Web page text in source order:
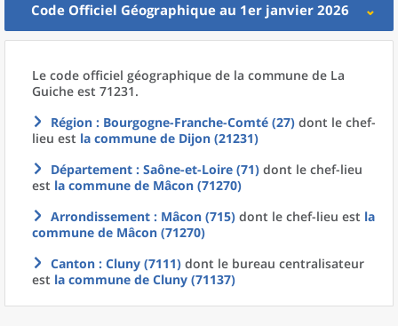
Code Officiel Géographique au 1er janvier 2026
Le code officiel géographique de la commune de La
Guiche est 71231.
Région : Bourgogne-Franche-Comté (27) dont le chef-
lieu est la commune de Dijon (21231)
Département : Saône-et-Loire (71) dont le chef-lieu
est la commune de Mâcon (71270)
Arrondissement : Mâcon (715) dont le chef-lieu est la
commune de Mâcon (71270)
Canton : Cluny (7111) dont le bureau centralisateur
est la commune de Cluny (71137)